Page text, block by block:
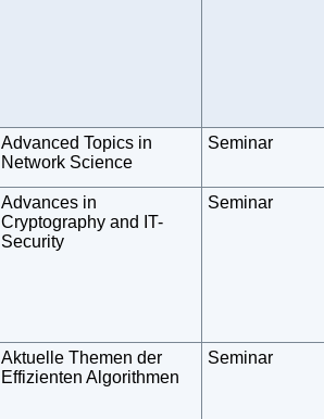
Advanced Topics in
Network Science
Seminar
Advances in
Cryptography and IT-
Security
Seminar
Aktuelle Themen der
Effizienten Algorithmen
Seminar